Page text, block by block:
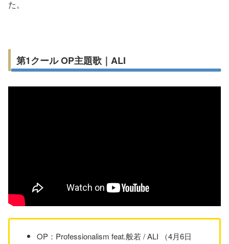
た。
第1クール OP主題歌｜ALI
OP：Professionalism feat.般若 / ALI （4月6日